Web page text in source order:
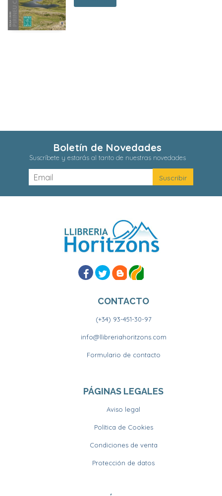
Boletín de Novedades
Suscríbete y estarás al tanto de nuestras novedades
CONTACTO
(+34) 93-451-30-97
info@llibreriahoritzons.com
Formulario de contacto
PÁGINAS LEGALES
Aviso legal
Política de Cookies
Condiciones de venta
Protección de datos